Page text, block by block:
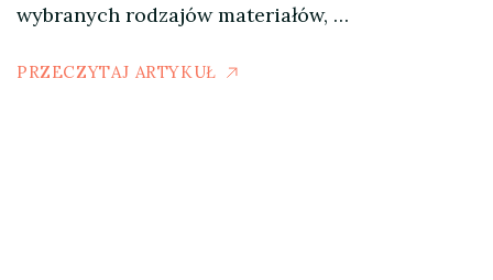
wybranych rodzajów materiałów, …
PRZECZYTAJ ARTYKUŁ